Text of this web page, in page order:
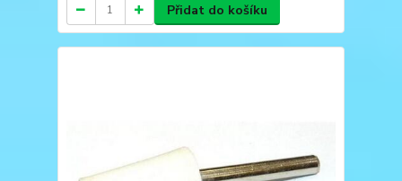
Přidat do košíku